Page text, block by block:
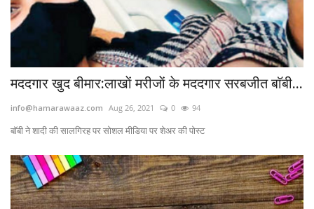
मददगार खुद बीमार:लाखाें मरीजाें के मददगार सरबजीत बाॅबी...
info@hamarawaaz.com Aug 26, 2021 0 94
बॉबी ने शादी की सालगिरह पर सोशल मीडिया पर शेअर की पोस्ट